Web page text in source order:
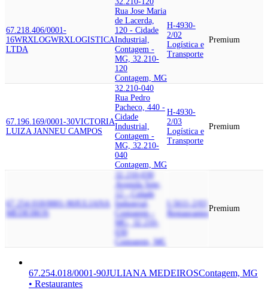
67.218.406/0001-
16WRXLOGWRXLOGISTICA
LTDA
Rua Jose Maria
de Lacerda,
120 - Cidade
Industrial,
Contagem -
MG, 32.210-
120
Contagem, MG
H-4930-
2/02
Logística e
Transporte
Premium
67.196.169/0001-30VICTORIA
LUIZA JANNEU CAMPOS
32.210-040
Rua Pedro
Pacheco, 440 -
Cidade
Industrial,
Contagem -
MG, 32.210-
040
Contagem, MG
H-4930-
2/03
Logística e
Transporte
Premium
67.254.018/0001-90JULIANA
MEDEIROS
32.210-030
Avenida Sete,
12 - Cidade
Industrial,
Contagem -
MG, 32.210-
Contagem, MG
I-5611-2/03
Restaurantes
Premium
67.254.018/0001-90JULIANA MEDEIROSContagem, MG
• Restaurantes